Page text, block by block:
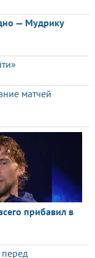
— Мудрику
матчей
прибавил в